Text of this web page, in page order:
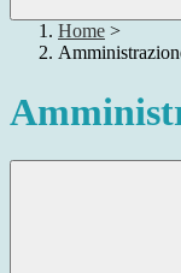
Home >